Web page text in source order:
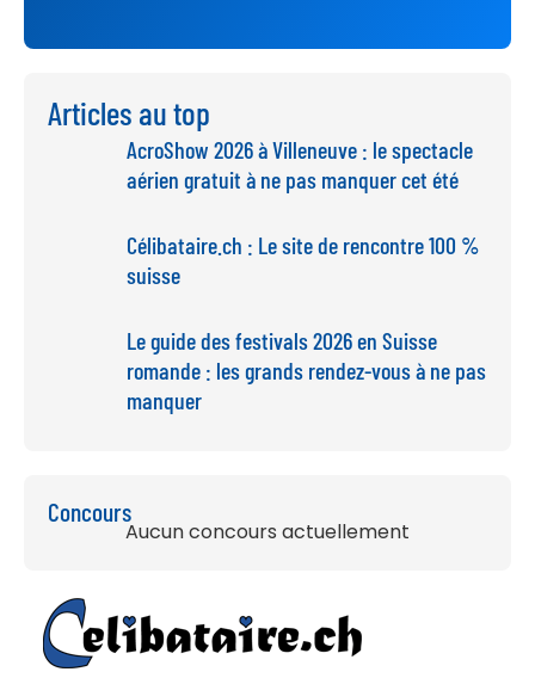
Articles au top
AcroShow 2026 à Villeneuve : le spectacle
aérien gratuit à ne pas manquer cet été
Célibataire.ch : Le site de rencontre 100 %
suisse
Le guide des festivals 2026 en Suisse
romande : les grands rendez-vous à ne pas
manquer
Concours
Aucun concours actuellement